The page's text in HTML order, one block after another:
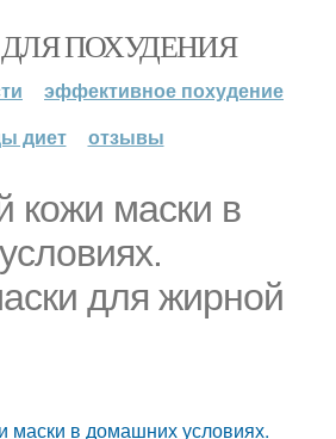
ПОХУДЕНИЯ
эффективное похудение
диет
отзывы
кожи маски в
для жирной
маски в домашних условиях.